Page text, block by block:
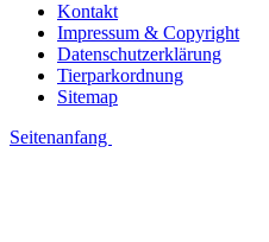
Kontakt
Impressum & Copyright
Datenschutzerklärung
Tierparkordnung
Sitemap
Seitenanfang